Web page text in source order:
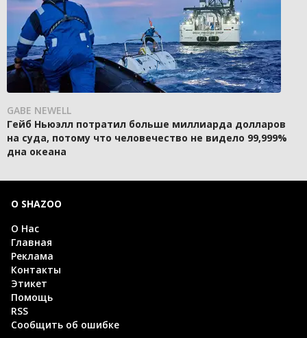
GABE NEWELL
Гейб Ньюэлл потратил больше миллиарда долларов
на суда, потому что человечество не видело 99,999%
дна океана
О SHAZOO
О Нас
Главная
Реклама
Контакты
Этикет
Помощь
RSS
Сообщить об ошибке